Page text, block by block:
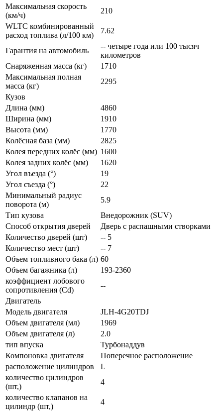
Максимальная скорость
(км/ч)
210
WLTC комбинированный
расход топлива (л/100 км)
7.62
Гарантия на автомобиль
-- четыре года или 100 тысяч
километров
Снаряженная масса (кг)
1710
Максимальная полная
масса (кг)
2295
Кузов
Длина (мм)
4860
Ширина (мм)
1910
Высота (мм)
1770
Колёсная база (мм)
2825
Колея передних колёс (мм) 1600
Колея задних колёс (мм)
1620
Угол въезда (°)
19
Угол съезда (°)
22
Минимальный радиус
поворота (м)
5.9
Тип кузова
Внедорожник (SUV)
Способ открытия дверей
Дверь с распашными створками
Количество дверей (шт)
-- 5
Количество мест (шт)
-- 7
Объем топливного бака (л) 60
Объем багажника (л)
193-2360
коэффициент лобового
сопротивления (Cd)
--
Двигатель
Модель двигателя
JLH-4G20TDJ
Объем двигателя (мл)
1969
Объем двигателя (л)
2.0
тип впуска
Турбонаддув
Компоновка двигателя
Поперечное расположение
расположение цилиндров
L
количество цилиндров
(шт,)
4
количество клапанов на
цилиндр (шт,)
4